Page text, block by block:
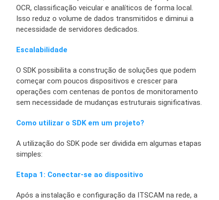
OCR, classificação veicular e analíticos de forma local.
Isso reduz o volume de dados transmitidos e diminui a
necessidade de servidores dedicados.
Escalabilidade
O SDK possibilita a construção de soluções que podem
começar com poucos dispositivos e crescer para
operações com centenas de pontos de monitoramento
sem necessidade de mudanças estruturais significativas.
Como utilizar o SDK em um projeto?
A utilização do SDK pode ser dividida em algumas etapas
simples:
Etapa 1: Conectar-se ao dispositivo
Após a instalação e configuração da ITSCAM na rede, a